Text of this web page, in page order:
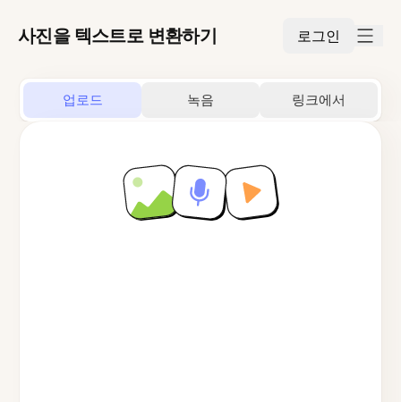
사진을 텍스트로 변환하기 로그인
업로드 녹음 링크에서